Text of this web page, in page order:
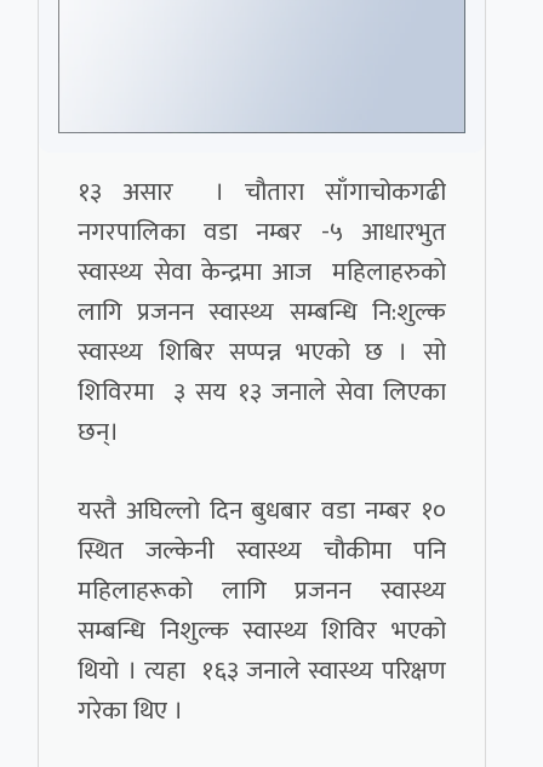
१३ असार । चौतारा साँगाचोकगढी
नगरपालिका वडा नम्बर -५ आधारभुत
स्वास्थ्य सेवा केन्द्रमा आज महिलाहरुकाे
लागि प्रजनन स्वास्थ्य सम्बन्धि नि:शुल्क
स्वास्थ्य शिबिर सप्पन्न भएको छ । सो
शिविरमा ३ सय १३ जनाले सेवा लिएका
छन्।
यस्तै अघिल्लो दिन बुधबार वडा नम्बर १०
स्थित जल्केनी स्वास्थ्य चाैकीमा पनि
महिलाहरूको लागि प्रजनन स्वास्थ्य
सम्बन्धि निशुल्क स्वास्थ्य शिविर भएको
थियो । त्यहा १६३ जनाले स्वास्थ्य परिक्षण
गरेका थिए ।